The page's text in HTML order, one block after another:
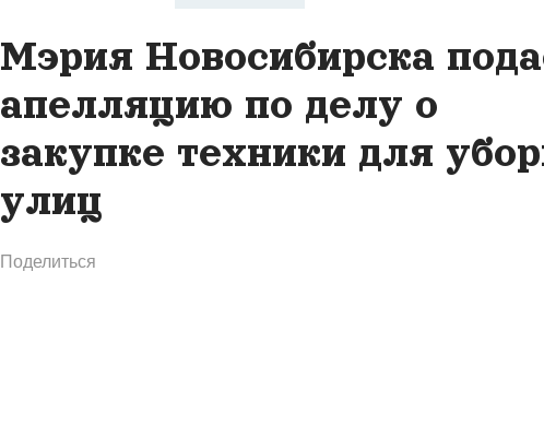
Мэрия Новосибирска
апелляцию по делу о
закупке техники для
улиц
Поделиться